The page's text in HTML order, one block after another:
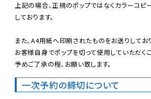
上記の場合、正規のポップではなくカラーコピ
しております。
また、A4用紙へ印刷されたものをお送りしてお
お客様自身でポップを切って使用していただくこ
予めご了承の程、お願い致します。
一次予約の締切について